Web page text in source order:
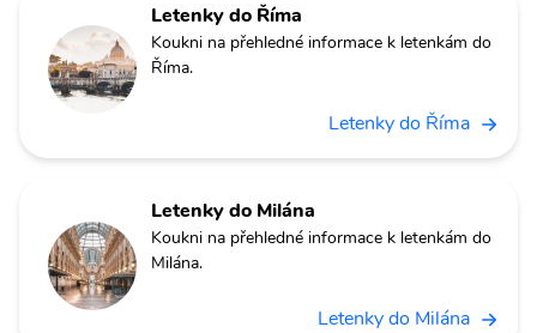
Letenky do Říma
Koukni na přehledné informace k letenkám do
Říma.
Letenky do Říma
Letenky do Milána
Koukni na přehledné informace k letenkám do
Milána.
Letenky do Milána